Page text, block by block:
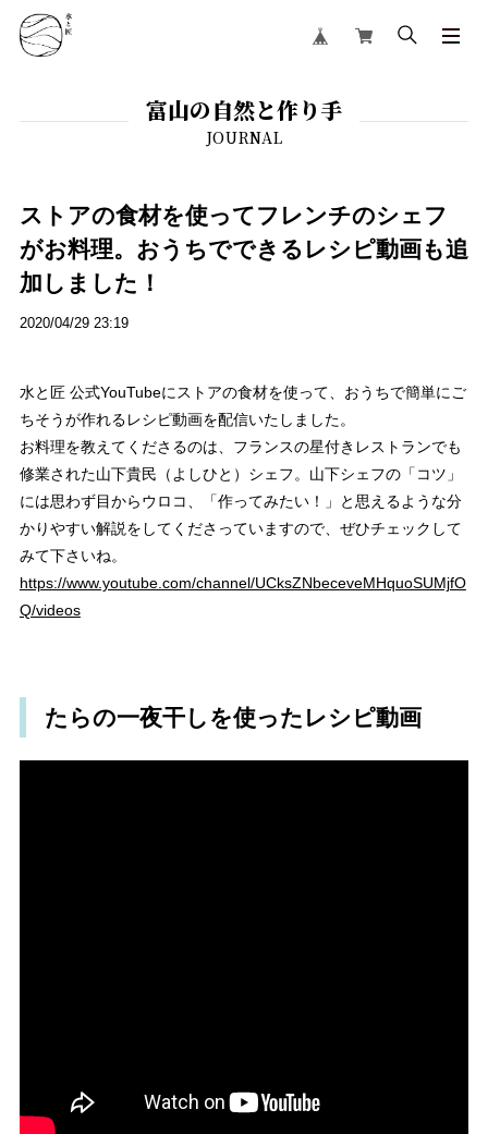
富山の自然と作り手
ストアの食材を使ってフレンチのシェフ
がお料理。おうちでできるレシピ動画も追
加しました！
2020/04/29 23:19
水と匠 公式YouTubeにストアの食材を使って、 おうちで簡単にご
ちそうが作れるレシピ動画を配信いたしました。
お料理を教えてくださるのは、 フランスの星付きレストランでも
修業された山下貴民（よしひと）シェフ。 山下シェフの「コツ」
には思わず目からウロコ、
「作ってみたい！」と思えるような分
かりやすい解説をしてくださっていますので、ぜひチェックして
みて下さいね。
https://www.youtube.com/channel/UCksZNbeceveMHquoSUMjfO
Q/videos
たらの一夜干しを使ったレシピ動画